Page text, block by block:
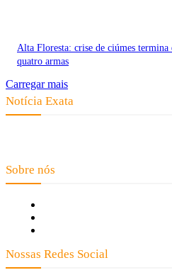
Alta Floresta: crise de ciúmes termina
quatro armas
Carregar mais
Notícia Exata
Sobre nós
Nossas Redes Social